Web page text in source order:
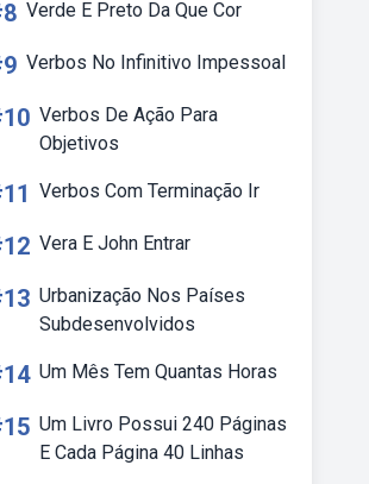
Verde E Preto Da Que Cor
Verbos No Infinitivo Impessoal
Verbos De Ação Para
Objetivos
Verbos Com Terminação Ir
Vera E John Entrar
Urbanização Nos Países
Subdesenvolvidos
Um Mês Tem Quantas Horas
Um Livro Possui 240 Páginas
E Cada Página 40 Linhas